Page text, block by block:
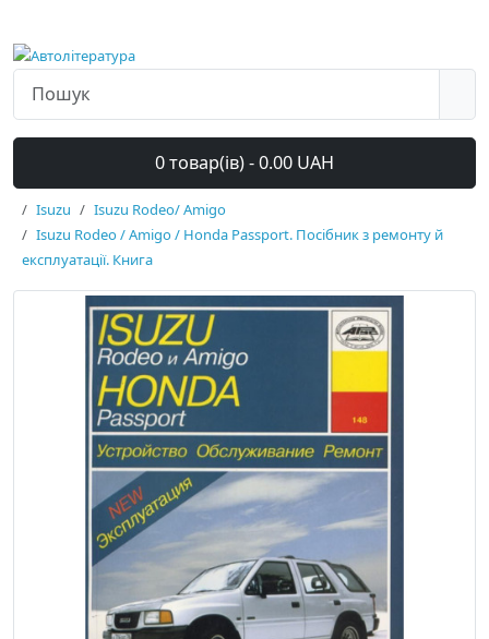
0 товар(ів) - 0.00 UAH
Isuzu
Isuzu Rodeo/ Amigo
Isuzu Rodeo / Amigo / Honda Passport. Посібник з ремонту й
експлуатації. Книга